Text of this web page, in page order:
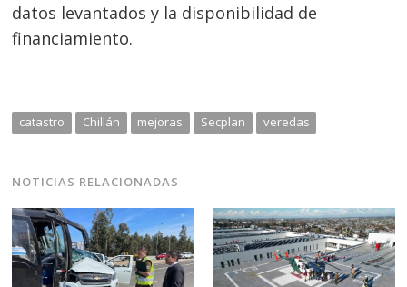
datos levantados y la disponibilidad de
financiamiento.
catastro Chillán mejoras Secplan veredas
NOTICIAS RELACIONADAS